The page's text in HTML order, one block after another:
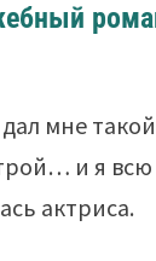
мне
и я всю
актриса.